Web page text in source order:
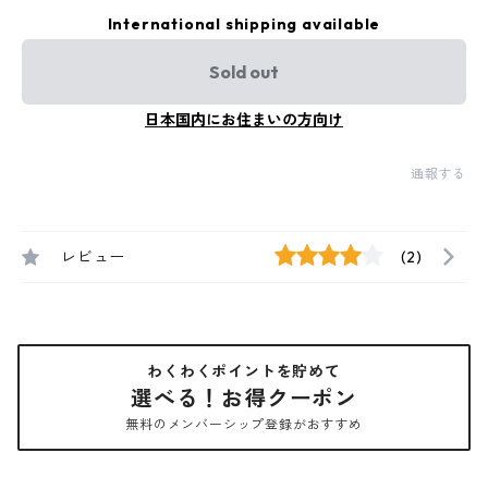
International shipping available
Sold out
日本国内にお住まいの方向け
通報する
レビュー (2)
わくわくポイントを貯めて
選べる！お得クーポン
無料のメンバーシップ登録がおすすめ